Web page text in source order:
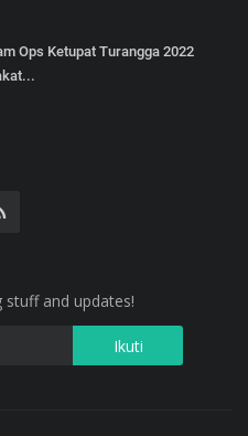
Ops Ketupat Turangga 2022
stuff and updates!